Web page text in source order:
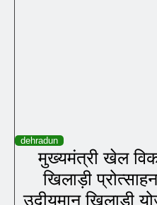
dehradun
मुख्यमंत्री खेल
खिलाड़ी
उदीयमान खिलाड़ी